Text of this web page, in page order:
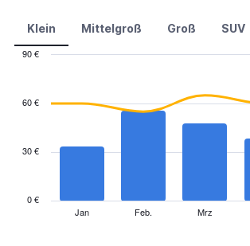
Klein Mittelgroß Groß SUV
has
Jan Feb. Mrz
0 €
30 €
60 €
90 €